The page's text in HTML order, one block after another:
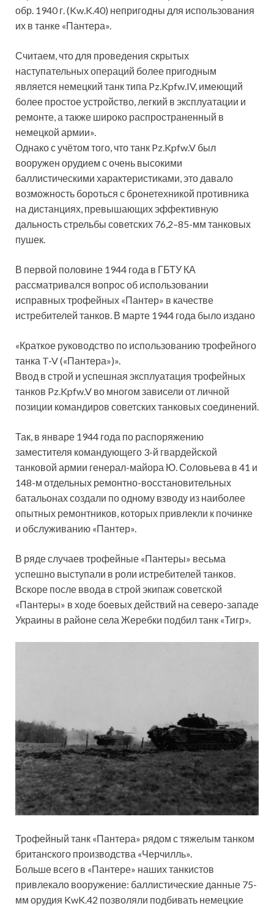
обр. 1940 г. (Kw.K.40) непригодны для использования
их в танке «Пантера».
Считаем, что для проведения скрытых
наступательных операций более пригодным
является немецкий танк типа Pz.Kpfw.IV, имеющий
более простое устройство, легкий в эксплуатации и
ремонте, а также широко распространенный в
немецкой армии».
Однако с учётом того, что танк Pz.Kpfw.V был
вооружен орудием с очень высокими
баллистическими характеристиками, это давало
возможность бороться с бронетехникой противника
на дистанциях, превышающих эффективную
дальность стрельбы советских 76,2–85-мм танковых
пушек.
В первой половине 1944 года в ГБТУ КА
рассматривался вопрос об использовании
исправных трофейных «Пантер» в качестве
истребителей танков. В марте 1944 года было издано
«Краткое руководство по использованию трофейного
танка T-V («Пантера»)».
Ввод в строй и успешная эксплуатация трофейных
танков Pz.Kpfw.V во многом зависели от личной
позиции командиров советских танковых соединений.
Так, в январе 1944 года по распоряжению
заместителя командующего 3-й гвардейской
танковой армии генерал-майора Ю. Соловьева в 41 и
148-м отдельных ремонтно-восстановительных
батальонах создали по одному взводу из наиболее
опытных ремонтников, которых привлекли к починке
и обслуживанию «Пантер».
В ряде случаев трофейные «Пантеры» весьма
успешно выступали в роли истребителей танков.
Вскоре после ввода в строй экипаж советской
«Пантеры» в ходе боевых действий на северо-западе
Украины в районе села Жеребки подбил танк «Тигр».
Трофейный танк «Пантера» рядом с тяжелым танком
британского производства «Черчилль».
Больше всего в «Пантере» наших танкистов
привлекало вооружение: баллистические данные 75-
мм орудия KwK.42 позволяли подбивать немецкие